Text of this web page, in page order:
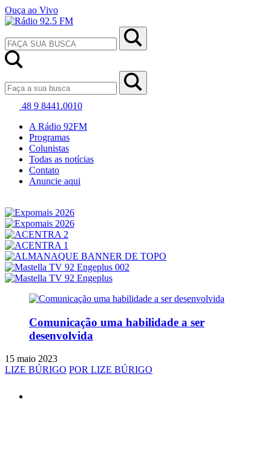
Ouça ao Vivo
48 9 8441.0010
A Rádio 92FM
Programas
Colunistas
Todas as notícias
Contato
Anuncie aqui
Comunicação uma habilidade a ser
desenvolvida
15 maio 2023
LIZE BÚRIGO POR LIZE BÚRIGO